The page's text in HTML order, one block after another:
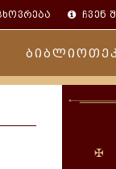
ჩვენ
✠